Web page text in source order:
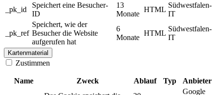
_pk_id
Speichert eine Besucher-
ID
13
Monate
HTML
Südwestfalen-
IT
_pk_ref
Speichert, wie der
Besucher die Website
aufgerufen hat
6
Monate
HTML
Südwestfalen-
IT
Kartenmaterial
Zustimmen
Name Zweck Ablauf Typ Anbieter
Google